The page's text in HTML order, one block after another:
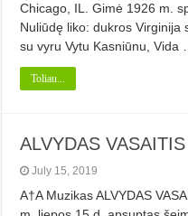
Chicago, IL. Gimė 1926 m.
Nuliūdę liko: dukros Virginija
su vyru Vytu Kasniūnu, Vida …
Toliau...
ALVYDAS VASAITIS
July 15, 2019
A†A Muzikas ALVYDAS